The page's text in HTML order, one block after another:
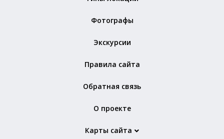
Фотографы
Экскурсии
Правила сайта
Обратная связь
О проекте
Карты сайта